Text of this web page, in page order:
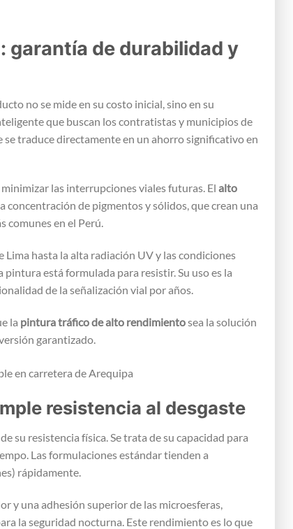
de durabilidad y
no se mide en su costo inicial, sino en su
que buscan los contratistas y municipios de
se traduce directamente en un ahorro significativo en
las interrupciones viales futuras. El alto
concentración de pigmentos y sólidos, que crean una
comunes en el Perú.
hasta la alta radiación UV y las condiciones
está formulada para resistir. Su uso es la
de la señalización vial por años.
la pintura tráfico de alto rendimientosea la solución
garantizado.
resistencia al desgaste
su resistencia física. Se trata de su capacidad para
Las formulaciones estándar tienden a
rápidamente.
y una adhesión superior de las microesferas,
la seguridad nocturna. Este rendimiento es lo que